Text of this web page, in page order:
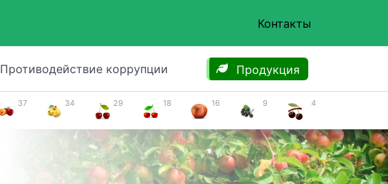
Контакты
Противодействие коррупции Продукция
37 34 29 18 16 9 4